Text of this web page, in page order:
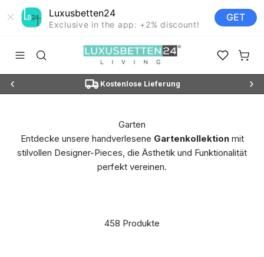
Luxusbetten24
Exclusive in the app: +2% discount!
GET
Navigationsmenü öffnen
Suche öffnen
Luxusbetten24
Favoriten
Ratenzahlung mit 0 % Zinsen
Garten
Entdecke unsere handverlesene Gartenkollektionmit
stilvollen Designer-Pieces, die Ästhetik und Funktionalität
perfekt vereinen.
458 Produkte